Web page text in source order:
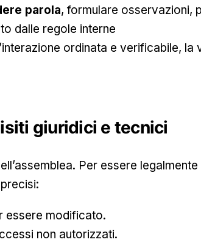
parola, formulare osservazioni,
dalle regole interne
ordinata e verificabile, la
giuridici e tecnici
Per essere
essere modificato.
non autorizzati.